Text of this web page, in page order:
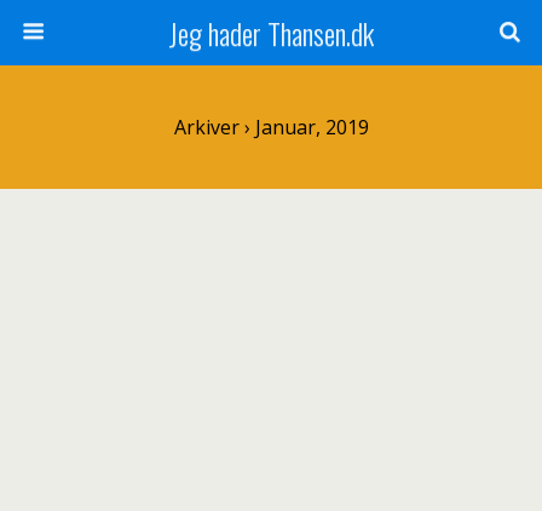
Jeg hader Thansen.dk
Arkiver › Januar, 2019